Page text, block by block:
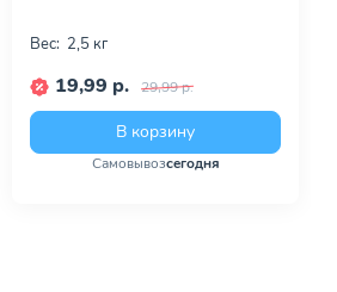
Вес: 2,5 кг
19,99 р. 29,99 р.
В корзину
Самовывозсегодня